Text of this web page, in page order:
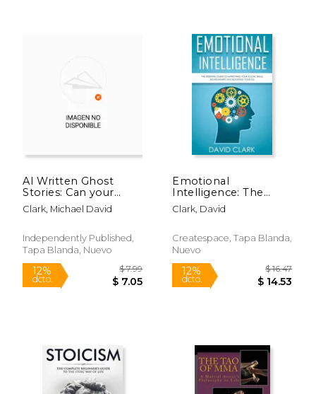
dcto.
12% 12%
dcto.
AI Written Ghost
Stories: Can your
computer scare your
kids? You decide. (en
Clark, Michael David
Independently Published,
Tapa Blanda, Nuevo
Emotional
Intelligence: The
Essential Guide to
Improving Your
Relationships and
Boosting Your EQ (en
Clark, David
Createspace, Tapa Blanda,
Nuevo